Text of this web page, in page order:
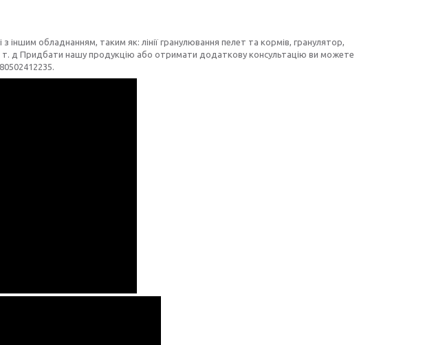
іншим обладнанням, таким як: лінії гранулювання пелет та кормів, гранулятор,
і т. д Придбати нашу продукцію або отримати додаткову консультацію ви можете